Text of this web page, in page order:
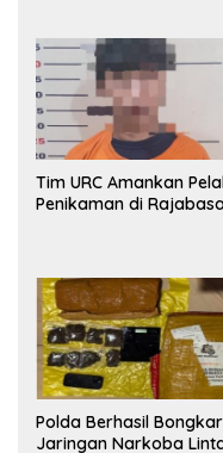
Tim URC Amankan
Penikaman di
Polda Berhasil Bongkar
Jaringan Narkoba